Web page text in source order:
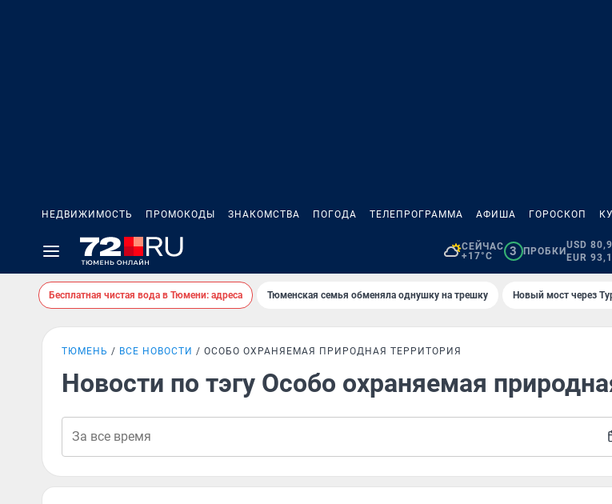
НЕДВИЖИМОСТЬ ПРОМОКОДЫ ЗНАКОМСТВА ПОГОДА ТЕЛЕПРОГРАММА АФИША ГОРОСКОП
СЕЙЧАС
+17°C
3 ПРОБКИ
USD
EUR
Бесплатная чистая вода в Тюмени: адреса Тюменская семья обменяла однушку на трешку Новый мост через
ТЮМЕНЬ ВСЕ НОВОСТИ ОСОБО ОХРАНЯЕМАЯ ПРИРОДНАЯ ТЕРРИТОРИЯ
Новости по тэгу Особо охраняемая